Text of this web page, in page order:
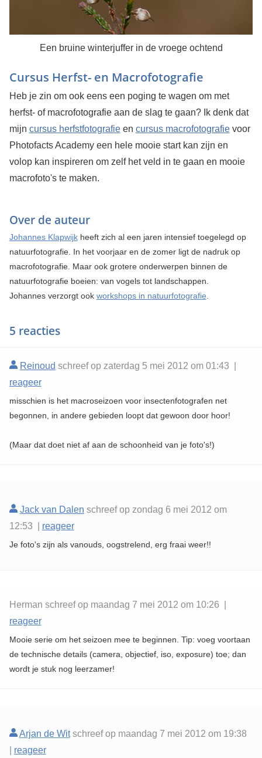
Een bruine winterjuffer in de vroege ochtend
Cursus Herfst- en Macrofotografie
Heb je zin om ook eens een poging te wagen om met
herfst- of macrofotografie aan de slag te gaan? Ik denk dat
mijn cursus herfstfotografieen cursus macrofotografievoor
Photofacts Academy een hele mooie start kan zijn en
volop kan inspireren om zelf het veld in te gaan en mooie
macrofoto's te maken.
Over de auteur
Johannes Klapwijkheeft zich al een jaren intensief toegelegd op
natuurfotografie. In het voorjaar en de zomer ligt de nadruk op
macrofotografie. Maar ook grotere onderwerpen binnen de
natuurfotografie boeien: van vogels tot landschappen.
Johannes verzorgt ook workshops in natuurfotografie
5 reacties
Reinoud schreef op zaterdag 5 mei 2012 om 01:43 |
reageer
misschien is het macroseizoen voor insectenfotografen net
begonnen, in andere gebieden loopt dat gewoon door hoor!
(Maar dat doet niet af aan de schoonheid van je foto's!)
Jack van Dalen schreef op zondag 6 mei 2012 om
12:53 | reageer
Je foto's zijn als vanouds, oogstrelend, erg fraai weer!!
Herman schreef op maandag 7 mei 2012 om 10:26 |
reageer
Mooie serie om het seizoen mee te beginnen. Tip: voeg voortaan
de technische details (camera, objectief, iso, exposure) toe; dan
wordt je stuk nog leerzamer!
Arjan de Witschreef op maandag 7 mei 2012 om 19:38
reageer